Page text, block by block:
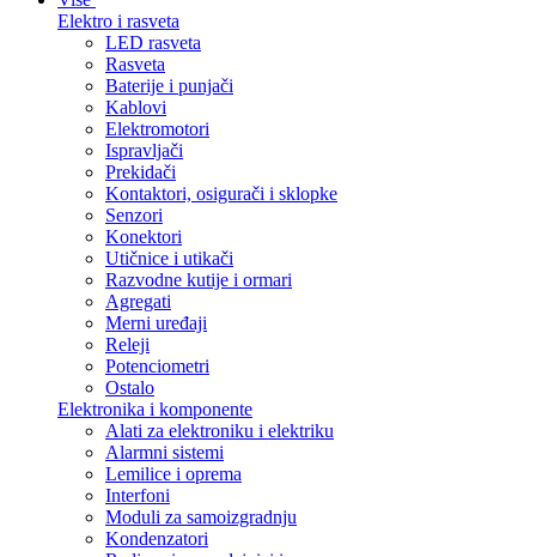
Elektro i rasveta
LED rasveta
Rasveta
Baterije i punjači
Kablovi
Elektromotori
Ispravljači
Prekidači
Kontaktori, osigurači i sklopke
Senzori
Konektori
Utičnice i utikači
Razvodne kutije i ormari
Agregati
Merni uređaji
Releji
Potenciometri
Ostalo
Elektronika i komponente
Alati za elektroniku i elektriku
Alarmni sistemi
Lemilice i oprema
Interfoni
Moduli za samoizgradnju
Kondenzatori